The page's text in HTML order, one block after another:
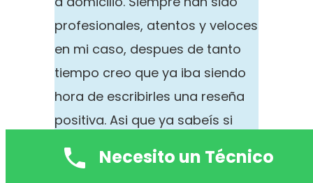
profesionales, atentos y veloces
en mi caso, despues de tanto
tiempo creo que ya iba siendo
hora de escribirles una reseña
positiva. Asi que ya sabeís si
quereís arreglos de
electrodomésticos en Paterna
Necesito un Técnico